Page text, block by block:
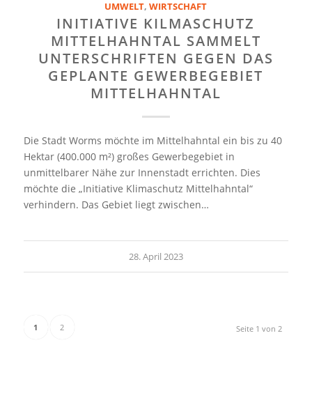
UMWELT,WIRTSCHAFT
INITIATIVE KILMASCHUTZ
MITTELHAHNTAL SAMMELT
UNTERSCHRIFTEN GEGEN DAS
GEPLANTE GEWERBEGEBIET
MITTELHAHNTAL
Die Stadt Worms möchte im Mittelhahntal ein bis zu 40
Hektar (400.000 m²) großes Gewerbegebiet in
unmittelbarer Nähe zur Innenstadt errichten. Dies
möchte die „Initiative Klimaschutz Mittelhahntal“
verhindern. Das Gebiet liegt zwischen…
28. April 2023
Seite 1 von 2
1 2